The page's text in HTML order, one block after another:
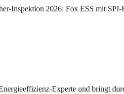
Inspektion 2026: Fox ESS mit
Experte und bringt